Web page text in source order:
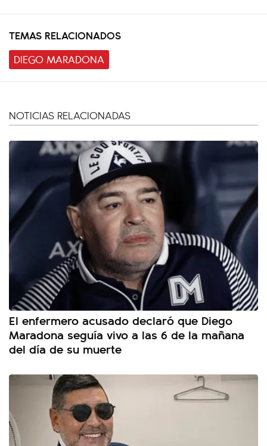
TEMAS RELACIONADOS
DIEGO MARADONA
NOTICIAS RELACIONADAS
El enfermero acusado declaró que Diego
Maradona seguía vivo a las 6 de la mañana
del día de su muerte